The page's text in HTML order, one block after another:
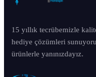
15 yıllık tecrübemizle
hediye çözümleri
ürünlerle yanınızdayız.